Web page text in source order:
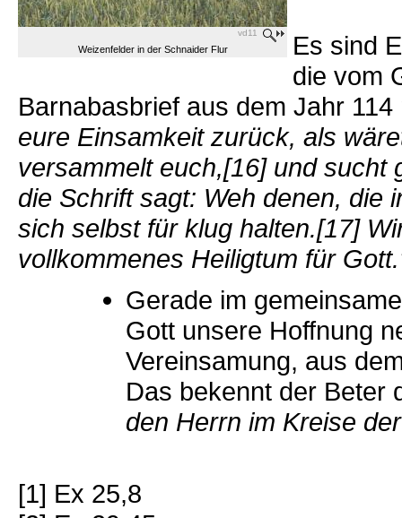
vd11
Weizenfelder in der Schnaider Flur
Es sind
die vom
Barnabasbrief aus dem Jahr
eure Einsamkeit zurück, als
versammelt euch,[16] und sucht
die Schrift sagt: Weh denen, die
sich selbst für klug halten.[17]
vollkommenes Heiligtum für
Gerade im
Gott unsere Hoffnung
Vereinsamung, aus
Das bekennt der
den Herrn im Kreise
[1] Ex 25,8